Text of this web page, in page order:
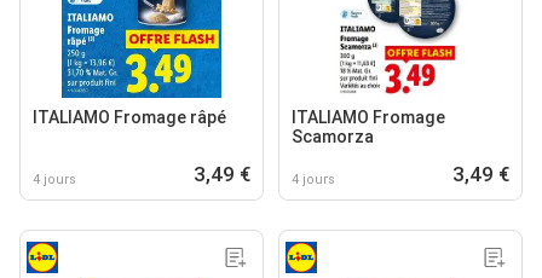
ITALIAMO Fromage râpé
4 jours 3,49 €
ITALIAMO Fromage
Scamorza
4 jours 3,49 €